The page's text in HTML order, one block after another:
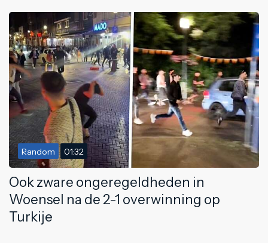
Random 01:32
Ook zware ongeregeldheden in
Woensel na de 2-1 overwinning op
Turkije